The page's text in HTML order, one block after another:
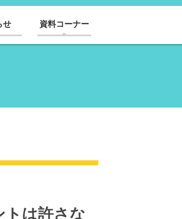
せ 資料コーナー
は許さな